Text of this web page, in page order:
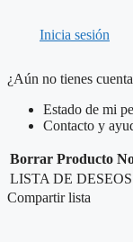
Inicia sesión
¿Aún no tienes
Estado de mi
Contacto y
Borrar Producto
LISTA DE DESEOS
Compartir lista